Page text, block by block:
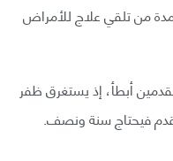
من تلقي علاج للأمراض
أبطأ، إذ يستغرق ظفر
فيحتاج سنة ونصف.